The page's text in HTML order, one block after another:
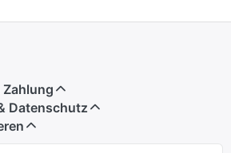
Zahlung
Datenschutz